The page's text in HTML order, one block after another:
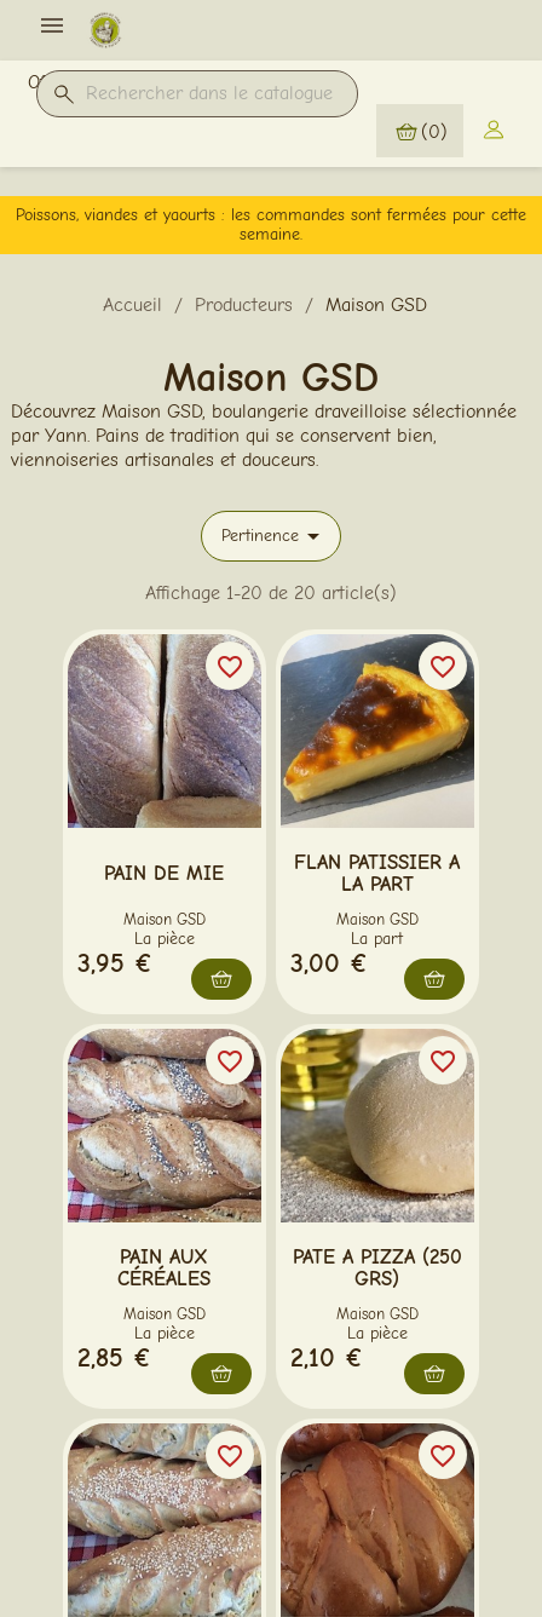

Offres Pro
(0)
Poissons, viandes et yaourts : les commandes sont fermées pour cette
semaine.
Accueil Producteurs Maison GSD
Maison GSD
Découvrez Maison GSD, boulangerie draveilloise sélectionnée
par Yann. Pains de tradition qui se conservent bien,
viennoiseries artisanales et douceurs.
Pertinence
Affichage 1-20 de 20 article(s)
PAIN DE MIE
Maison GSD
La pièce
3,95 €
favorite_border
FLAN PATISSIER A
LA PART
Maison GSD
La part
3,00 €
favorite_border
PAIN AUX
CÉRÉALES
Maison GSD
La pièce
2,85 €
favorite_border
PATE A PIZZA (250
GRS)
Maison GSD
La pièce
2,10 €
favorite_border
favorite_border favorite_border